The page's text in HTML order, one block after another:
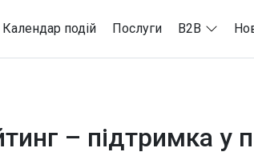
Календар подій Послуги B2B
– підтримка у